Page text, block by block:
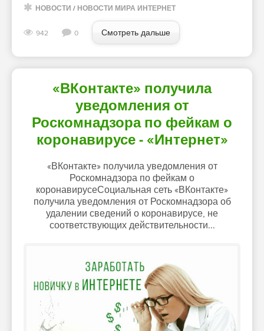
НОВОСТИ / НОВОСТИ МИРА ИНТЕРНЕТ
942 0 Смотреть дальше
«ВКонтакте» получила
уведомления от
Роскомнадзора по фейкам о
коронавирусе - «Интернет»
«ВКонтакте» получила уведомления от
Роскомнадзора по фейкам о
коронавирусеСоциальная сеть «ВКонтакте»
получила уведомления от Роскомнадзора об
удалении сведений о коронавирусе, не
соответствующих действительности...